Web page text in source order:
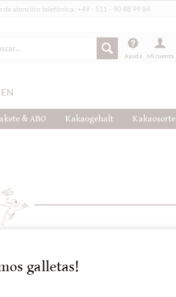
de atención telefónica: +49 - 511 - 90 88 99 84
Ayuda Mi cuenta
& ABO Kakaogehalt Kakaosorte
galletas!